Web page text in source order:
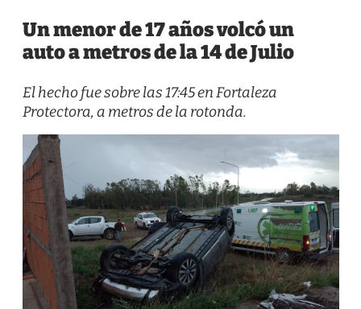
Un menor de 17 años volcó un
auto a metros de la 14 de Julio
El hecho fue sobre las 17:45 en Fortaleza
Protectora, a metros de la rotonda.